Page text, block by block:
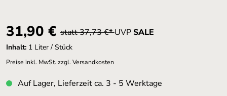
Verkaufspreis:
31,90 € statt 37,73 €*UVPSALE
Inhalt: 1 Liter / Stück
Preise inkl. MwSt. zzgl. Versandkosten
Auf Lager, Lieferzeit ca. 3 - 5 Werktage